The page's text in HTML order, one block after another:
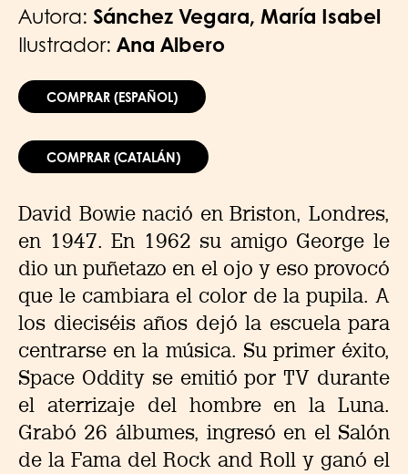
Autora: Sánchez Vegara, María Isabel
Ilustrador: Ana Albero
COMPRAR (ESPAÑOL)
COMPRAR (CATALÁN)
David Bowie nació en Briston, Londres,
en 1947. En 1962 su amigo George le
dio un puñetazo en el ojo y eso provocó
que le cambiara el color de la pupila. A
los dieciséis años dejó la escuela para
centrarse en la música. Su primer éxito,
Space Oddity se emitió por TV durante
el aterrizaje del hombre en la Luna.
Grabó 26 álbumes, ingresó en el Salón
de la Fama del Rock and Roll y ganó el